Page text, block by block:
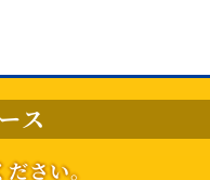
ス
さい。